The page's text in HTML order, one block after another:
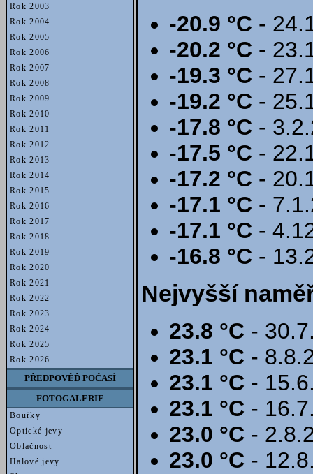
Rok 2003
Rok 2004
Rok 2005
Rok 2006
Rok 2007
Rok 2008
Rok 2009
Rok 2010
Rok 2011
Rok 2012
Rok 2013
Rok 2014
Rok 2015
Rok 2016
Rok 2017
Rok 2018
Rok 2019
Rok 2020
Rok 2021
Rok 2022
Rok 2023
Rok 2024
Rok 2025
Rok 2026
PŘEDPOVĚĎ POČASÍ
FOTOGALERIE
Bouřky
Optické jevy
Oblačnost
Halové jevy
-20.9 °C -
-20.2 °C -
-19.3 °C -
-19.2 °C -
-17.8 °C -
-17.5 °C -
-17.2 °C -
-17.1 °C -
-17.1 °C -
-16.8 °C -
Nejvyšší
23.8 °C -
23.1 °C -
23.1 °C -
23.1 °C -
23.0 °C -
23.0 °C -